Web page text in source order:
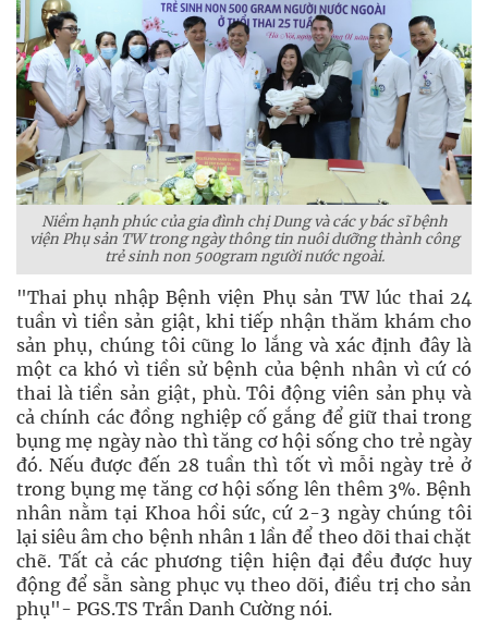
Niềm hạnh phúc của gia đình chị Dung và các y bác sĩ bệnh
viện Phụ sản TW trong ngày thông tin nuôi dưỡng thành công
trẻ sinh non 500gram người nước ngoài.
"Thai phụ nhập Bệnh viện Phụ sản TW lúc thai 24
tuần vì tiền sản giật, khi tiếp nhận thăm khám cho
sản phụ, chúng tôi cũng lo lắng và xác định đây là
một ca khó vì tiền sử bệnh của bệnh nhân vì cứ có
thai là tiền sản giật, phù. Tôi động viên sản phụ và
cả chính các đồng nghiệp cố gắng để giữ thai trong
bụng mẹ ngày nào thì tăng cơ hội sống cho trẻ ngày
đó. Nếu được đến 28 tuần thì tốt vì mỗi ngày trẻ ở
trong bụng mẹ tăng cơ hội sống lên thêm 3%. Bệnh
nhân nằm tại Khoa hồi sức, cứ 2-3 ngày chúng tôi
lại siêu âm cho bệnh nhân 1 lần để theo dõi thai chặt
chẽ. Tất cả các phương tiện hiện đại đều được huy
động để sẵn sàng phục vụ theo dõi, điều trị cho sản
phụ"- PGS.TS Trần Danh Cường nói.